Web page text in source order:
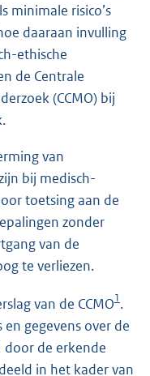
minimale risico’s
daaraan invulling
ethische
de Centrale
(CCMO) bij
van
bij medisch-
toetsing aan de
zonder
van de
te verliezen.
van de CCMO1.
gegevens over de
door de erkende
in het kader van